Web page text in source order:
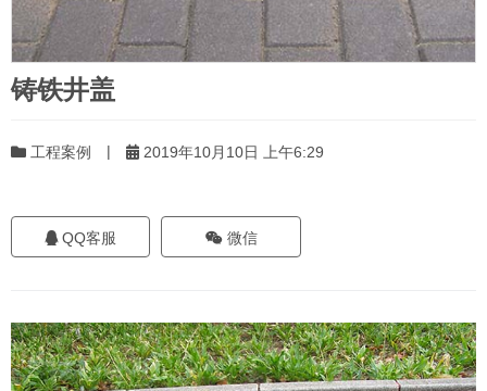
铸铁井盖
工程案例 | 2019年10月10日 上午6:29
QQ客服 微信